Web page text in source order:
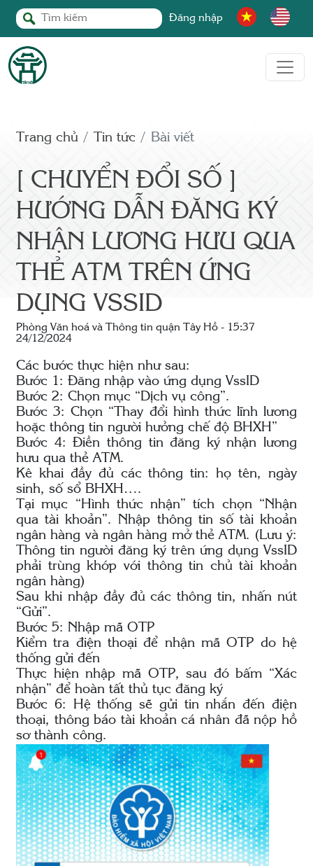
Đăng nhập
Trang chủ Tin tức Bài viết
[ CHUYỂN ĐỔI SỐ ]
HƯỚNG DẪN ĐĂNG KÝ
NHẬN LƯƠNG HƯU QUA
THẺ ATM TRÊN ỨNG
DỤNG VSSID
Phòng Văn hoá và Thông tin quận Tây Hồ - 15:37
24/12/2024
Các bước thực hiện như sau:
Bước 1: Đăng nhập vào ứng dụng VssID
Bước 2: Chọn mục “Dịch vụ công”.
Bước 3: Chọn “Thay đổi hình thức lĩnh lương
hoặc thông tin người hưởng chế độ BHXH”
Bước 4: Điền thông tin đăng ký nhận lương
hưu qua thẻ ATM.
Kê khai đầy đủ các thông tin: họ tên, ngày
sinh, số sổ BHXH….
Tại mục “Hình thức nhận” tích chọn “Nhận
qua tài khoản”. Nhập thông tin số tài khoản
ngân hàng và ngân hàng mở thẻ ATM. (Lưu ý:
Thông tin người đăng ký trên ứng dụng VssID
phải trùng khớp với thông tin chủ tài khoản
ngân hàng)
Sau khi nhập đầy đủ các thông tin, nhấn nút
“Gửi”.
Bước 5: Nhập mã OTP
Kiểm tra điện thoại để nhận mã OTP do hệ
thống gửi đến
Thực hiện nhập mã OTP, sau đó bấm “Xác
nhận” để hoàn tất thủ tục đăng ký
Bước 6: Hệ thống sẽ gửi tin nhắn đến điện
thoại, thông báo tài khoản cá nhân đã nộp hồ
sơ thành công.